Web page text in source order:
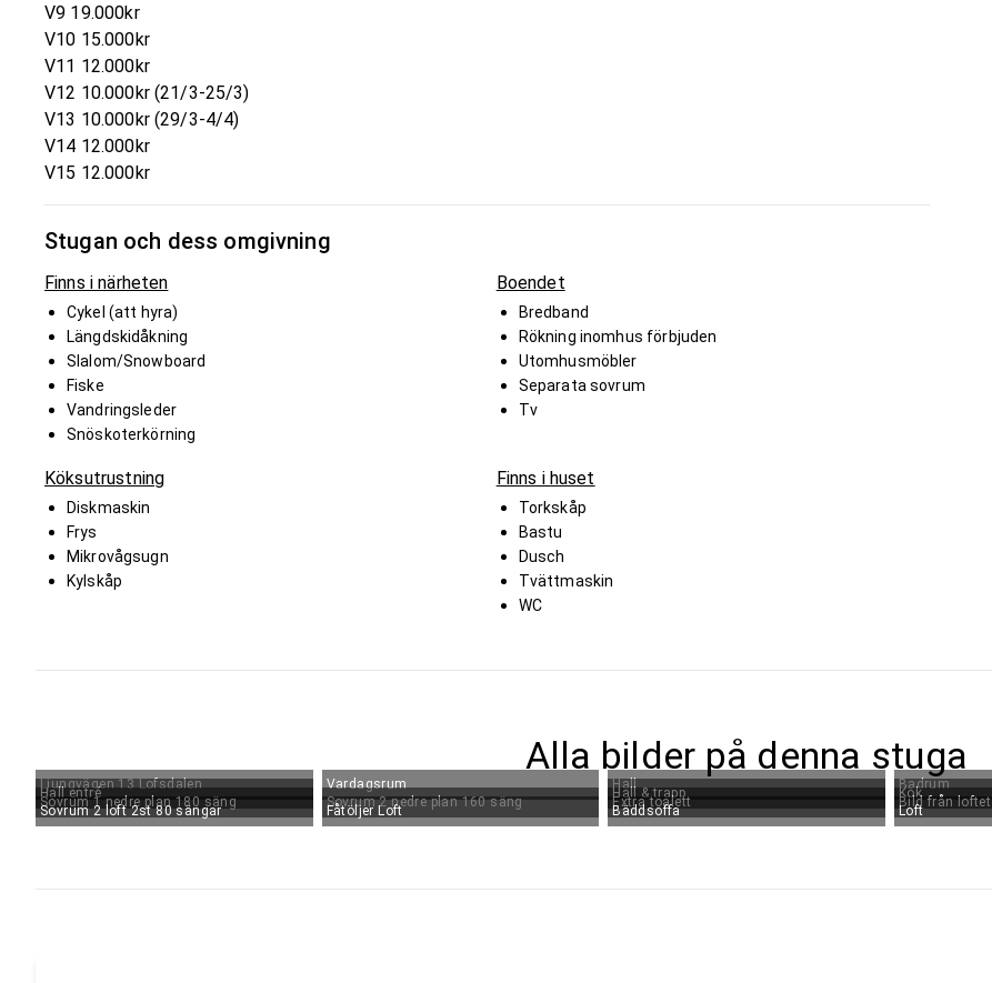
V9 19.000kr
V10 15.000kr
V11 12.000kr
V12 10.000kr (21/3-25/3)
V13 10.000kr (29/3-4/4)
V14 12.000kr
V15 12.000kr
Stugan och dess omgivning
Finns i närheten
Cykel (att hyra)
Längdskidåkning
Slalom/Snowboard
Fiske
Vandringsleder
Snöskoterkörning
Boendet
Bredband
Rökning inomhus förbjuden
Utomhusmöbler
Separata sovrum
Tv
Köksutrustning
Diskmaskin
Frys
Mikrovågsugn
Kylskåp
Finns i huset
Torkskåp
Bastu
Dusch
Tvättmaskin
WC
Alla bilder på denna stuga
Ljungvägen 13 Lofsdalen Vardagsrum Hall Badrum
Hall entré Hall & trapp Kök
Sovrum 1 nedre plan 180 säng Sovrum 2 nedre plan 160 säng Extra toalett Bild från loftet
Sovrum 2 loft 2st 80 sängar Fåtöljer Loft Bäddsoffa Loft